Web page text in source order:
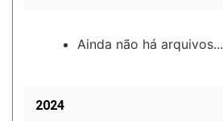
Ainda não há arquivos...
2024